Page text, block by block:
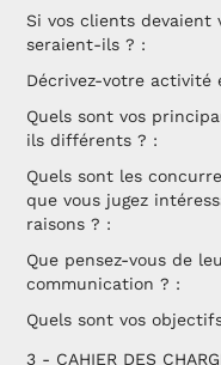
Si vos clients devaient
seraient-ils ? :
Décrivez-votre activité
Quels sont vos
ils différents ? :
Quels sont les
que vous jugez
raisons ? :
Que pensez-vous de
communication ? :
Quels sont vos
3 - CAHIER DES